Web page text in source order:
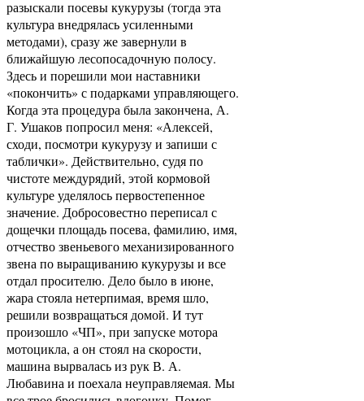
разыскали посевы кукурузы (тогда эта
культура внедрялась усиленными
методами), сразу же завернули в
ближайшую лесопосадочную полосу.
Здесь и порешили мои наставники
«покончить» с подарками управляющего.
Когда эта процедура была закончена, А.
Г. Ушаков попросил меня: «Алексей,
сходи, посмотри кукурузу и запиши с
таблички». Действительно, судя по
чистоте междурядий, этой кормовой
культуре уделялось первостепенное
значение. Добросовестно переписал с
дощечки площадь посева, фамилию, имя,
отчество звеньевого механизированного
звена по выращиванию кукурузы и все
отдал просителю. Дело было в июне,
жара стояла нетерпимая, время шло,
решили возвращаться домой. И тут
произошло «ЧП», при запуске мотора
мотоцикла, а он стоял на скорости,
машина вырвалась из рук В. А.
Любавина и поехала неуправляемая. Мы